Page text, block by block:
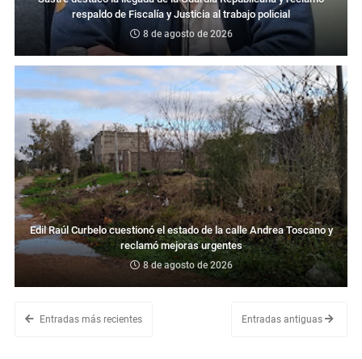
respaldo de Fiscalía y Justicia al trabajo policial
8 de agosto de 2026
Edil Raúl Curbelo cuestionó el estado de la calle Andrea Toscano y
reclamó mejoras urgentes
8 de agosto de 2026
Entradas más recientes Entradas antiguas